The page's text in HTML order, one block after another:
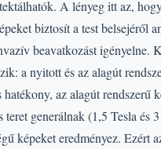
A lényeg itt az,
biztosít a test belsejéről
beavatkozást igényelne.
a nyitott és az alagút
az alagút rendszerű
teret generálnak (1,5 Tesla és
képeket eredményez. Ezért